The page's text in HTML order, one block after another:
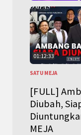
01:12:33
SATU MEJA
[FULL]
Diubah,
MEJA